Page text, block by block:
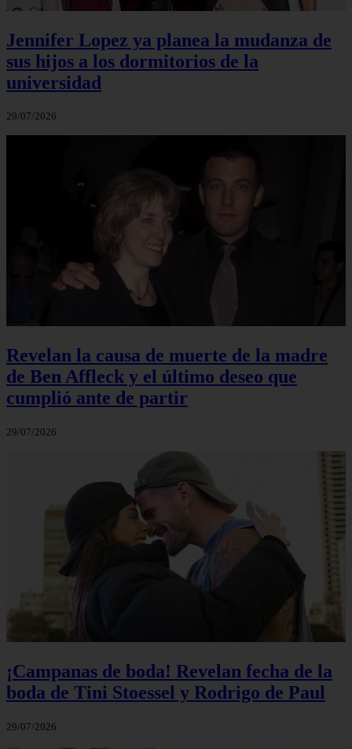
Jennifer Lopez ya planea la mudanza de
sus hijos a los dormitorios de la
universidad
29/07/2026
Revelan la causa de muerte de la madre
de Ben Affleck y el último deseo que
cumplió ante de partir
29/07/2026
¡Campanas de boda! Revelan fecha de la
boda de Tini Stoessel y Rodrigo de Paul
29/07/2026